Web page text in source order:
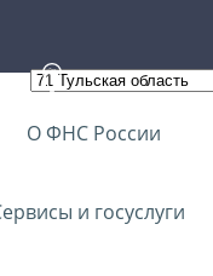
О ФНС России
и госуслуги